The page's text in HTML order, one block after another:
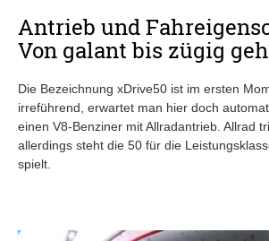
Antrieb und
Von galant bis zügig
Die Bezeichnung xDrive50 ist im ersten
irreführend, erwartet man hier doch
einen V8-Benziner mit Allradantrieb. Allrad
allerdings steht die 50 für die
spielt.